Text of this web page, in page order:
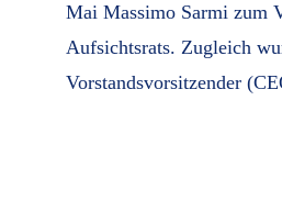
Mai Massimo Sarmi zum
Aufsichtsrats. Zugleich
Vorstandsvorsitzender